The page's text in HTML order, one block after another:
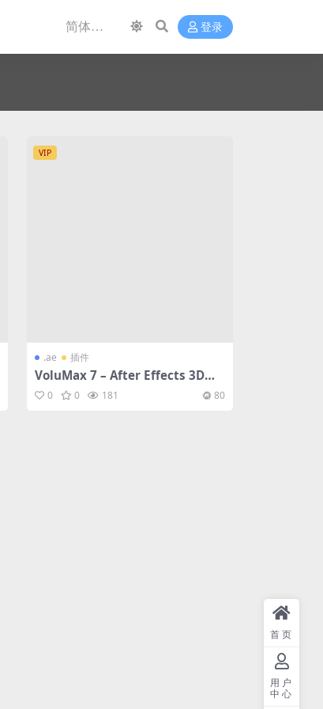
登录
VIP
.ae 插件
VoluMax 7 – After Effects 3D照
片动画制作大师 – 全套三章13节中
文字幕详细使用教程 2022最新版
0 0 181 80
首页
用户
中心